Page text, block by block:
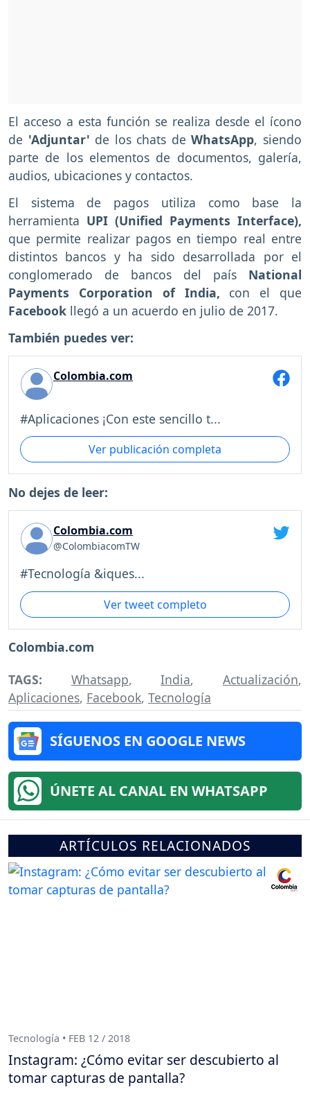
El acceso a esta función se realiza desde el ícono
de 'Adjuntar' de los chats deWhatsApp, siendo
parte de los elementos de documentos, galería,
audios, ubicaciones y contactos.
El sistema de pagos utiliza como base la
herramienta UPI (Unified Payments Interface),
que permite realizar pagos en tiempo real entre
distintos bancos y ha sido desarrollada por el
conglomerado de bancos del país National
Payments Corporation of India, con el que
Facebook llegó a un acuerdo en julio de 2017.
También puedes ver:
Colombia.com
#Aplicaciones ¡Con este sencillo t...
Ver publicación completa
No dejes de leer:
Colombia.com
@ColombiacomTW
#Tecnología &iques...
Ver tweet completo
Colombia.com
TAGS: Whatsapp,India,Actualización,
Aplicaciones, Facebook, Tecnología
SÍGUENOS EN GOOGLE NEWS
ÚNETE AL CANAL EN WHATSAPP
ARTÍCULOS RELACIONADOS
Tecnología • FEB 12 / 2018
Instagram: ¿Cómo evitar ser descubierto al
tomar capturas de pantalla?